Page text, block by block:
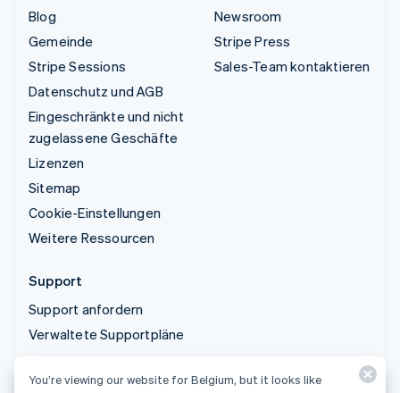
Blog
Gemeinde
Stripe Sessions
Datenschutz und AGB
Eingeschränkte und nicht
zugelassene Geschäfte
Lizenzen
Sitemap
Cookie-Einstellungen
Weitere Ressourcen
Newsroom
Stripe Press
Sales-Team kontaktieren
Support
Support anfordern
Verwaltete Supportpläne
© 2026 Stripe, LLC
You’re viewing our website for Belgium, but it looks like